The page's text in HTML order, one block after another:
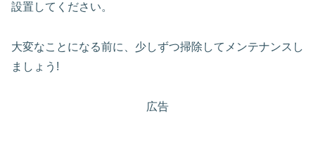
設置してください。
大変なことになる前に、少しずつ掃除してメンテナンスし
ましょう!
広告